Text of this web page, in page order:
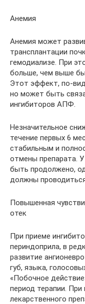
Анемия
Анемия может
трансплантации
гемодиализе. При
больше, чем выше
Этот эффект, по-
но может быть
ингибиторов АПФ.
Незначительное
течение первых 6
стабильным и
отмены препарата.
быть продолжено,
должны проводиться
Повышенная
отек
При приеме
периндоприла, в
развитие
губ, языка,
«Побочное
период терапии.
лекарственного